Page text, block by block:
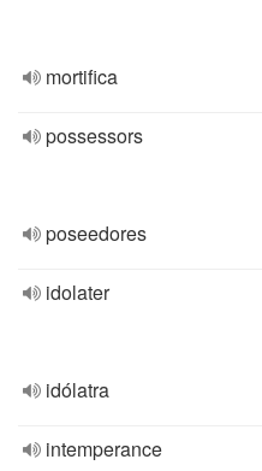
mortifica
possessors
poseedores
idolater
idólatra
intemperance